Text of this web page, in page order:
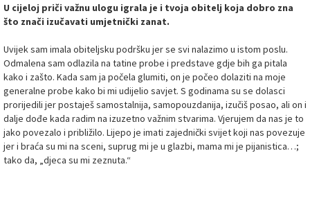
U cijeloj priči važnu ulogu igrala je i tvoja obitelj koja dobro zna
što znači izučavati umjetnički zanat.
Uvijek sam imala obiteljsku podršku jer se svi nalazimo u istom poslu.
Odmalena sam odlazila na tatine probe i predstave gdje bih ga pitala
kako i zašto. Kada sam ja počela glumiti, on je počeo dolaziti na moje
generalne probe kako bi mi udijelio savjet. S godinama su se dolasci
prorijedili jer postaješ samostalnija, samopouzdanija, izučiš posao, ali on i
dalje dođe kada radim na izuzetno važnim stvarima. Vjerujem da nas je to
jako povezalo i približilo. Lijepo je imati zajednički svijet koji nas povezuje
jer i braća su mi na sceni, suprug mi je u glazbi, mama mi je pijanistica…;
tako da, „djeca su mi zeznuta.“